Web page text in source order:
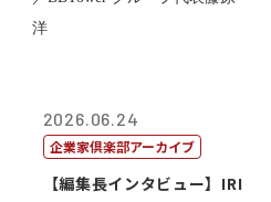
2026.06.24
企業家倶楽部アーカイブ
【編集長インタビュー】IRI